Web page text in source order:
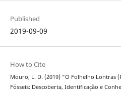
Published
2019-09-09
How to Cite
Mouro, L. D. (2019) “O Folhelho Lontras
Fósseis: Descoberta, Identificação e